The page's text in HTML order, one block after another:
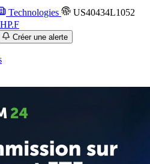
Technologies
US40434L1052
Créer une alerte